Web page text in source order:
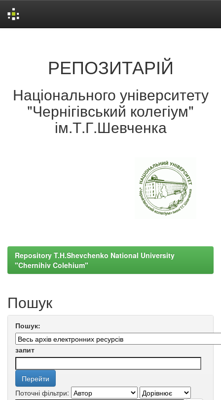
РЕПОЗИТАРІЙ
Національного університету
"Чернігівський колегіум"
ім.Т.Г.Шевченка
Repository T.H.Shevchenko National University
"Chernihiv Colehium"
Пошук
Пошук:
запит
Поточні фільтри: